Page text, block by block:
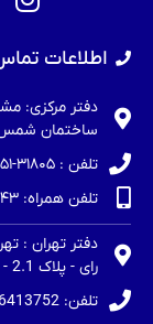
اطلاعات
ساختمان
تلفن : ۳۱۸۰۵-۰۵۱
تلفن همراه: ۰۹۱۵۲۴۲۴۲۴۳
دفتر تهران :
رای - پلاک 2.1 - واحد 8
تلفن: 26413752-021